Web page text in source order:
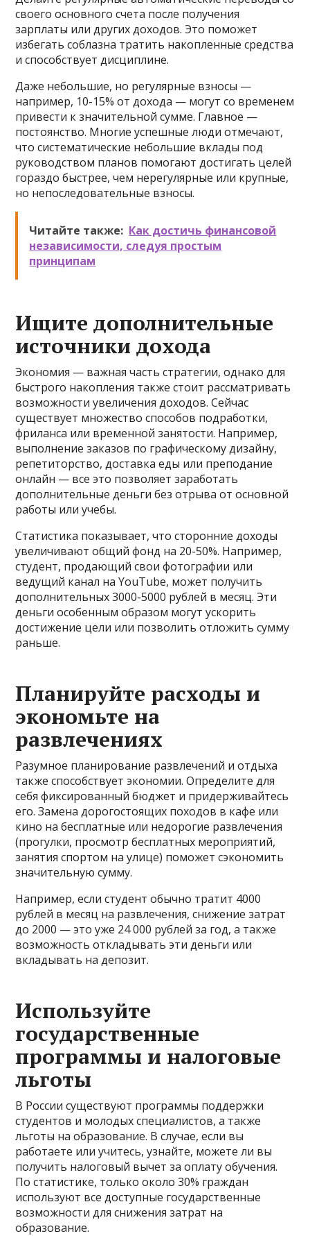
своего основного счета после получения
зарплаты или других доходов. Это поможет
избегать соблазна тратить накопленные средства
и способствует дисциплине.
Даже небольшие, но регулярные взносы —
например, 10-15% от дохода — могут со временем
привести к значительной сумме. Главное —
постоянство. Многие успешные люди отмечают,
что систематические небольшие вклады под
руководством планов помогают достигать целей
гораздо быстрее, чем нерегулярные или крупные,
но непоследовательные взносы.
Читайте также: Как достичь финансовой
независимости, следуя простым
принципам
Ищите дополнительные
источники дохода
Экономия — важная часть стратегии, однако для
быстрого накопления также стоит рассматривать
возможности увеличения доходов. Сейчас
существует множество способов подработки,
фриланса или временной занятости. Например,
выполнение заказов по графическому дизайну,
репетиторство, доставка еды или преподание
онлайн — все это позволяет заработать
дополнительные деньги без отрыва от основной
работы или учебы.
Статистика показывает, что сторонние доходы
увеличивают общий фонд на 20-50%. Например,
студент, продающий свои фотографии или
ведущий канал на YouTube, может получить
дополнительных 3000-5000 рублей в месяц. Эти
деньги особенным образом могут ускорить
достижение цели или позволить отложить сумму
раньше.
Планируйте расходы и
экономьте на
развлечениях
Разумное планирование развлечений и отдыха
также способствует экономии. Определите для
себя фиксированный бюджет и придерживайтесь
его. Замена дорогостоящих походов в кафе или
кино на бесплатные или недорогие развлечения
(прогулки, просмотр бесплатных мероприятий,
занятия спортом на улице) поможет сэкономить
значительную сумму.
Например, если студент обычно тратит 4000
рублей в месяц на развлечения, снижение затрат
до 2000 — это уже 24 000 рублей за год, а также
возможность откладывать эти деньги или
вкладывать на депозит.
Используйте
государственные
программы и налоговые
льготы
В России существуют программы поддержки
студентов и молодых специалистов, а также
льготы на образование. В случае, если вы
работаете или учитесь, узнайте, можете ли вы
получить налоговый вычет за оплату обучения.
По статистике, только около 30% граждан
используют все доступные государственные
возможности для снижения затрат на
образование.